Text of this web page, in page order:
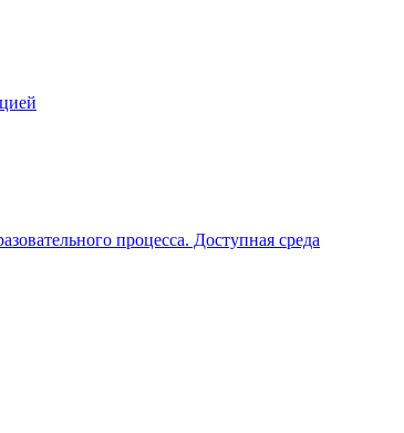
процесса. Доступная среда